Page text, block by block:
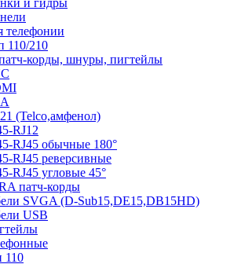
телефонии
110/210
корды, шнуры, пигтейлы
(Telco,амфенол)
RJ12
RJ45 обычные 180°
RJ45 реверсивные
RJ45 угловые 45°
патч-корды
SVGA (D-Sub15,DE15,DB15HD)
USB
110